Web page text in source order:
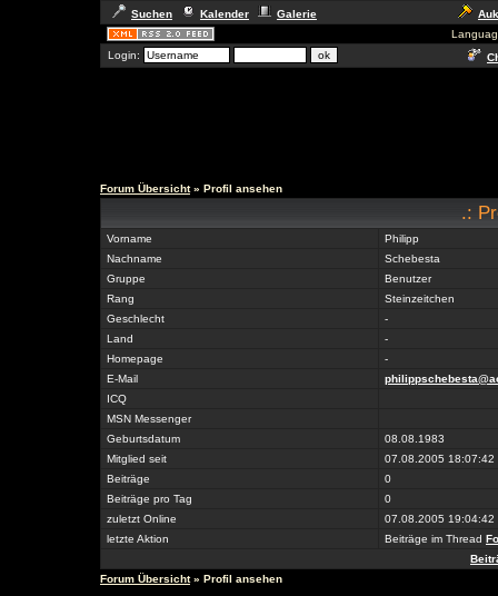
Suchen Kalender Galerie
Login:
Forum Übersicht» Profil ansehen
.:
Vorname
Philipp
Nachname
Schebesta
Gruppe
Benutzer
Rang
Steinzeitchen
Geschlecht
-
Land
-
Homepage
-
E-Mail
ICQ
MSN Messenger
Geburtsdatum
08.08.1983
Mitglied seit
07.08.2005 18:07:42
Beiträge
0
Beiträge pro Tag
0
zuletzt Online
07.08.2005 19:04:42
letzte Aktion
Beiträge im Thread
Forum Übersicht» Profil ansehen